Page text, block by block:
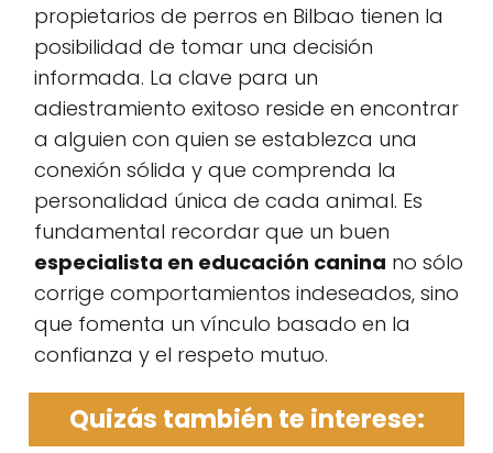
propietarios de perros en Bilbao tienen la
posibilidad de tomar una decisión
informada. La clave para un
adiestramiento exitoso reside en encontrar
a alguien con quien se establezca una
conexión sólida y que comprenda la
personalidad única de cada animal. Es
fundamental recordar que un buen
especialista en educación canina no sólo
corrige comportamientos indeseados, sino
que fomenta un vínculo basado en la
confianza y el respeto mutuo.
Quizás también te interese: